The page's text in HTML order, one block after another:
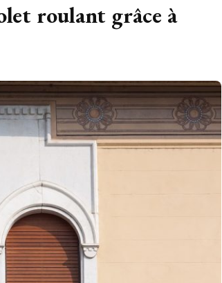
roulant grâce à